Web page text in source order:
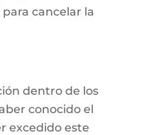
cancelar la
dentro de los
conocido el
excedido este